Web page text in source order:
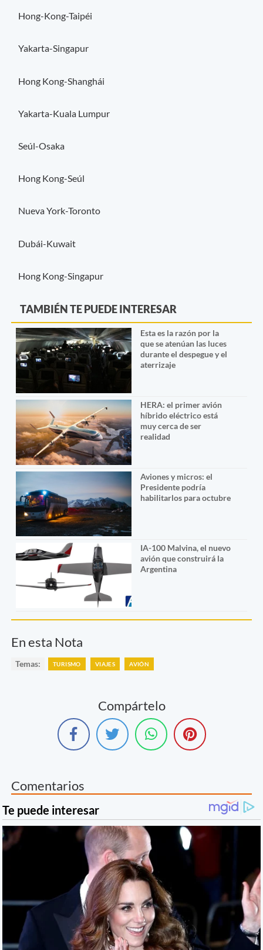
Hong-Kong-Taipéi
Yakarta-Singapur
Hong Kong-Shanghái
Yakarta-Kuala Lumpur
Seúl-Osaka
Hong Kong-Seúl
Nueva York-Toronto
Dubái-Kuwait
Hong Kong-Singapur
TAMBIÉN TE PUEDE INTERESAR
Esta es la razón por la
que se atenúan las luces
durante el despegue y el
aterrizaje
HERA: el primer avión
híbrido eléctrico está
muy cerca de ser
realidad
Aviones y micros: el
Presidente podría
habilitarlos para octubre
IA-100 Malvina, el nuevo
avión que construirá la
Argentina
En esta Nota
Temas: TURISMO VIAJES AVIÓN
Compártelo
Comentarios